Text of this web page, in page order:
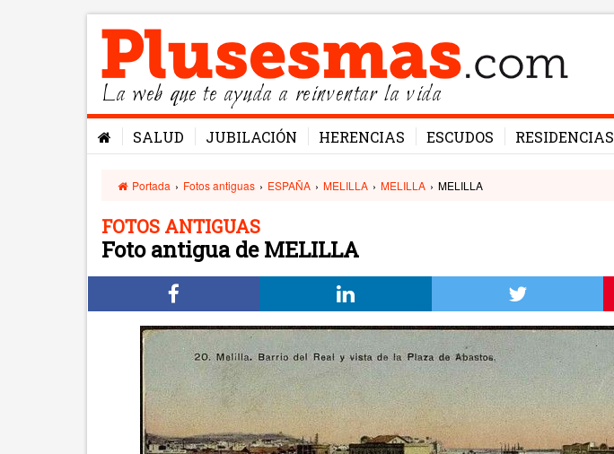
La web que te ayuda a reinventar la vida
SALUD JUBILACIÓN HERENCIAS ESCUDOS RESIDENCIAS
Portada › Fotos antiguas › ESPAÑA › MELILLA › MELILLA › MELILLA
FOTOS ANTIGUAS
Foto antigua de MELILLA